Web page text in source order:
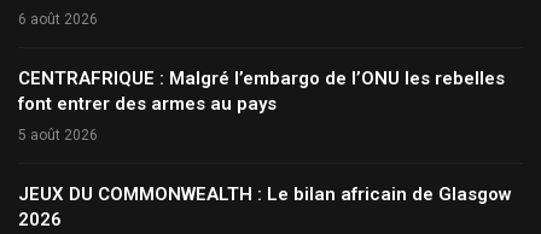
6 août 2026
CENTRAFRIQUE : Malgré l’embargo de l’ONU les rebelles
font entrer des armes au pays
5 août 2026
JEUX DU COMMONWEALTH : Le bilan africain de Glasgow
2026